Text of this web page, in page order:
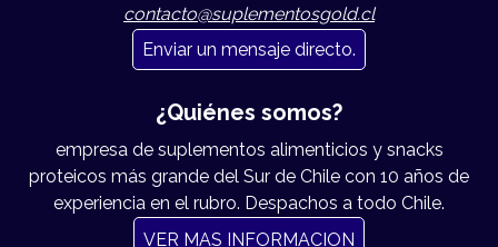
contacto@suplementosgold.cl
Enviar un mensaje directo.
¿Quiénes somos?
empresa de suplementos alimenticios y snacks
proteicos más grande del Sur de Chile con 10 años de
experiencia en el rubro. Despachos a todo Chile.
VER MAS INFORMACION